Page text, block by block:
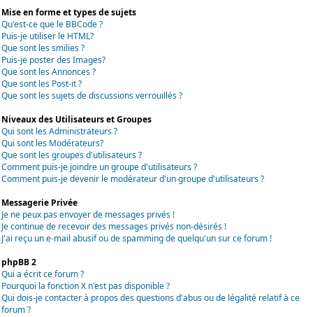
Mise en forme et types de sujets
Qu'est-ce que le BBCode ?
Puis-je utiliser le HTML?
Que sont les smilies ?
Puis-je poster des Images?
Que sont les Annonces ?
Que sont les Post-it ?
Que sont les sujets de discussions verrouillés ?
Niveaux des Utilisateurs et Groupes
Qui sont les Administrateurs ?
Qui sont les Modérateurs?
Que sont les groupes d'utilisateurs ?
Comment puis-je joindre un groupe d'utilisateurs ?
Comment puis-je devenir le modérateur d'un groupe d'utilisateurs ?
Messagerie Privée
Je ne peux pas envoyer de messages privés !
Je continue de recevoir des messages privés non-désirés !
J'ai reçu un e-mail abusif ou de spamming de quelqu'un sur ce forum !
phpBB 2
Qui a écrit ce forum ?
Pourquoi la fonction X n'est pas disponible ?
Qui dois-je contacter à propos des questions d'abus ou de légalité relatif à ce
forum ?